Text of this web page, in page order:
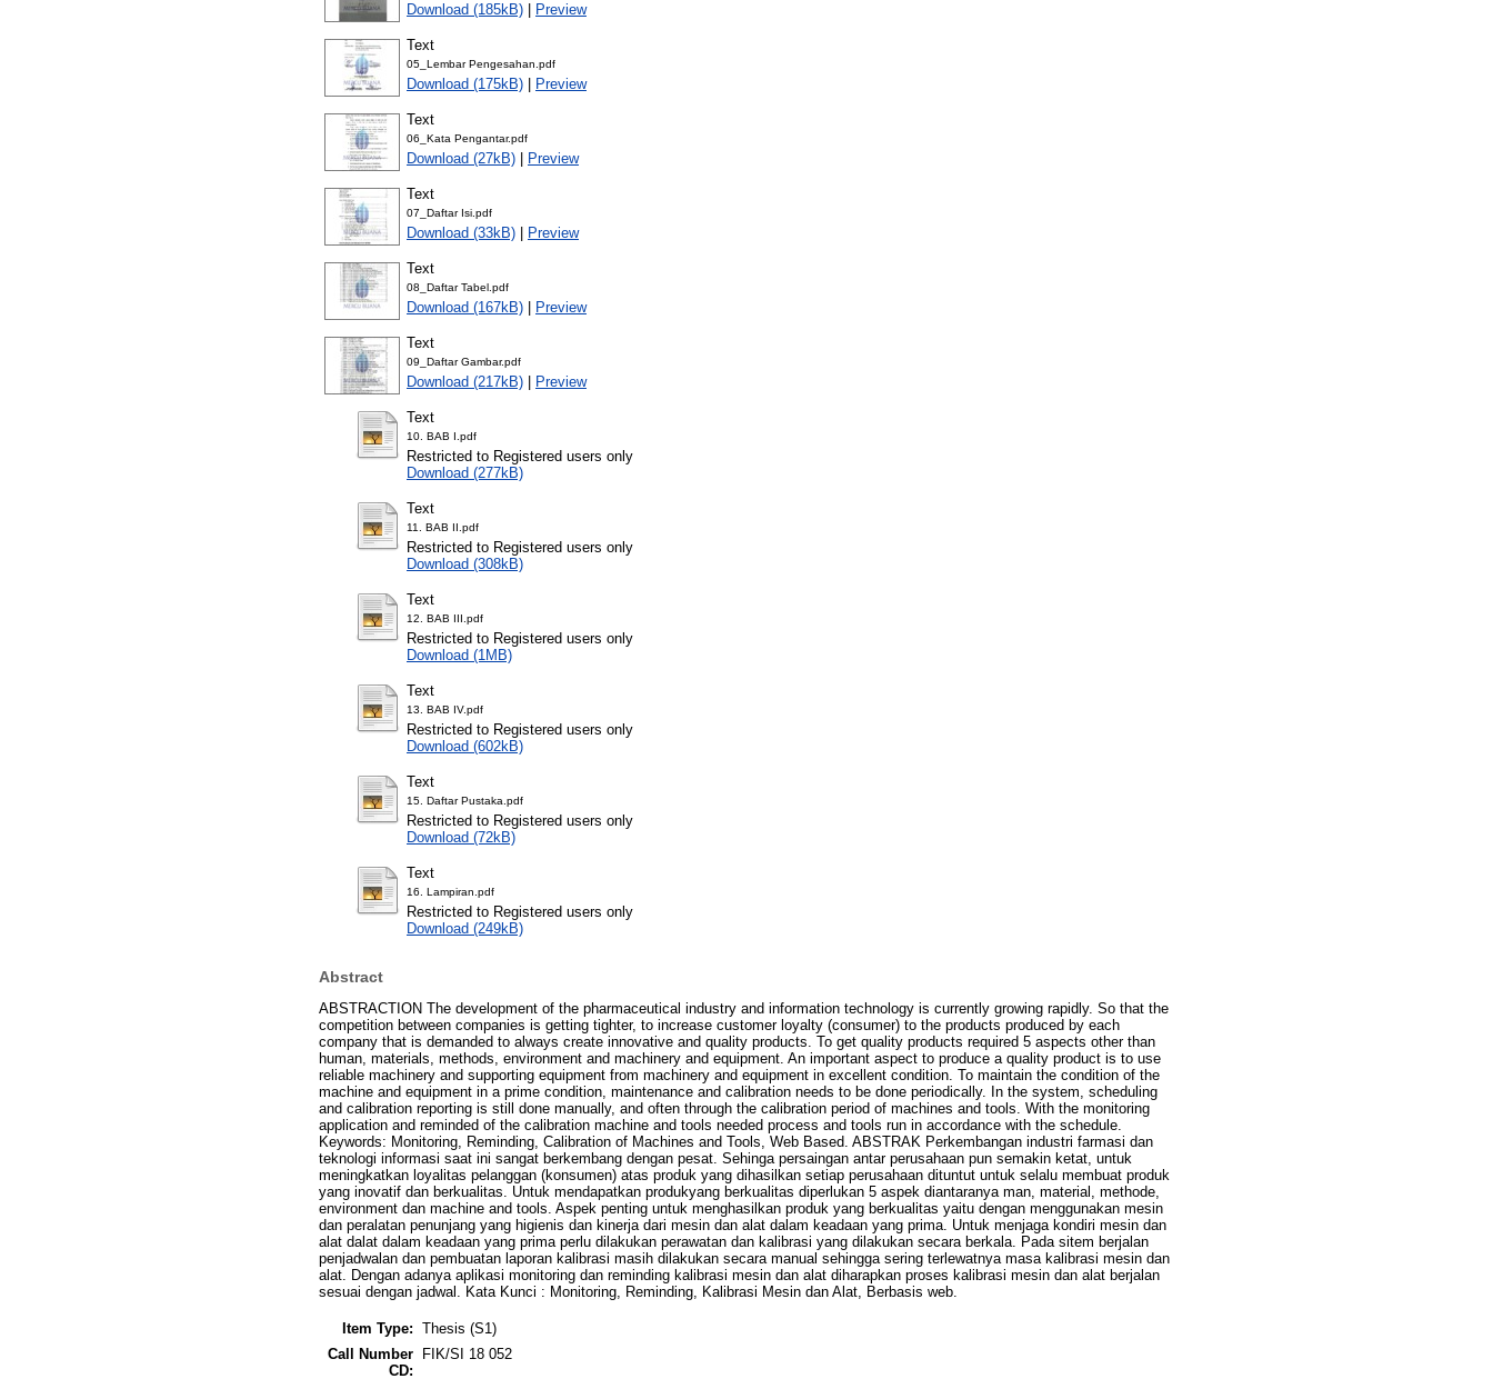
Download (185kB) Preview
Text
05_Lembar Pengesahan.pdf
Download (175kB) Preview
Text
06_Kata Pengantar.pdf
Download (27kB) Preview
Text
07_Daftar Isi.pdf
Download (33kB) Preview
Text
08_Daftar Tabel.pdf
Download (167kB) Preview
Text
09_Daftar Gambar.pdf
Download (217kB) Preview
Text
10. BAB I.pdf
Restricted to Registered users only
Download (277kB)
Text
11. BAB II.pdf
Restricted to Registered users only
Download (308kB)
Text
12. BAB III.pdf
Restricted to Registered users only
Download (1MB)
Text
13. BAB IV.pdf
Restricted to Registered users only
Download (602kB)
Text
15. Daftar Pustaka.pdf
Restricted to Registered users only
Download (72kB)
Text
16. Lampiran.pdf
Restricted to Registered users only
Download (249kB)
Abstract
ABSTRACTION The development of the pharmaceutical industry and information technology is currently growing rapidly. So that the
competition between companies is getting tighter, to increase customer loyalty (consumer) to the products produced by each
company that is demanded to always create innovative and quality products. To get quality products required 5 aspects other than
human, materials, methods, environment and machinery and equipment. An important aspect to produce a quality product is to use
reliable machinery and supporting equipment from machinery and equipment in excellent condition. To maintain the condition of the
machine and equipment in a prime condition, maintenance and calibration needs to be done periodically. In the system, scheduling
and calibration reporting is still done manually, and often through the calibration period of machines and tools. With the monitoring
application and reminded of the calibration machine and tools needed process and tools run in accordance with the schedule.
Keywords: Monitoring, Reminding, Calibration of Machines and Tools, Web Based. ABSTRAK Perkembangan industri farmasi dan
teknologi informasi saat ini sangat berkembang dengan pesat. Sehinga persaingan antar perusahaan pun semakin ketat, untuk
meningkatkan loyalitas pelanggan (konsumen) atas produk yang dihasilkan setiap perusahaan dituntut untuk selalu membuat produk
yang inovatif dan berkualitas. Untuk mendapatkan produkyang berkualitas diperlukan 5 aspek diantaranya man, material, methode,
environment dan machine and tools. Aspek penting untuk menghasilkan produk yang berkualitas yaitu dengan menggunakan mesin
dan peralatan penunjang yang higienis dan kinerja dari mesin dan alat dalam keadaan yang prima. Untuk menjaga kondiri mesin dan
alat dalat dalam keadaan yang prima perlu dilakukan perawatan dan kalibrasi yang dilakukan secara berkala. Pada sitem berjalan
penjadwalan dan pembuatan laporan kalibrasi masih dilakukan secara manual sehingga sering terlewatnya masa kalibrasi mesin dan
alat. Dengan adanya aplikasi monitoring dan reminding kalibrasi mesin dan alat diharapkan proses kalibrasi mesin dan alat berjalan
sesuai dengan jadwal. Kata Kunci : Monitoring, Reminding, Kalibrasi Mesin dan Alat, Berbasis web.
Item Type: Thesis (S1)
Call Number
CD:
FIK/SI 18 052